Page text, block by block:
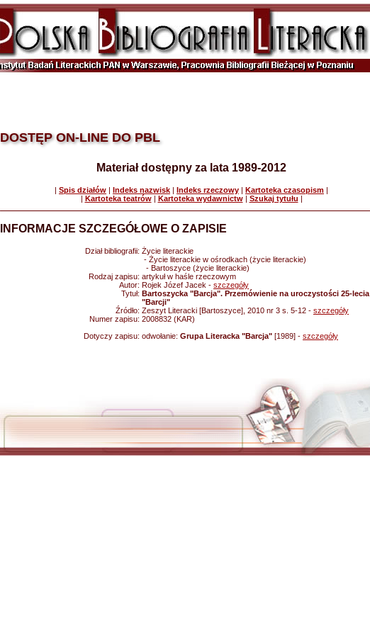
DOSTĘP ON-LINE DO PBL
Materiał dostępny za lata 1989-2012
| Spis działów | Indeks nazwisk | Indeks rzeczowy | Kartoteka czasopism |
| Kartoteka teatrów| Kartoteka wydawnictw| Szukaj tytułu |
INFORMACJE SZCZEGÓŁOWE O ZAPISIE
Dział bibliografii: Życie literackie
- Życie literackie w ośrodkach (życie literackie)
- Bartoszyce (życie literackie)
Rodzaj zapisu: artykuł w haśle rzeczowym
Autor: Rojek Józef Jacek - szczegóły
Tytuł: Bartoszycka "Barcja". Przemówienie na uroczystości 25-lecia
"Barcji"
Źródło: Zeszyt Literacki [Bartoszyce], 2010 nr 3 s. 5-12 - szczegóły
Numer zapisu: 2008832 (KAR)
Dotyczy zapisu: odwołanie: Grupa Literacka "Barcja" [1989] - szczegóły